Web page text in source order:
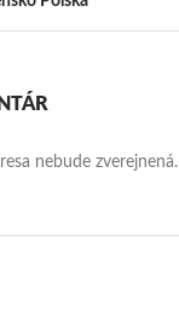
nebude zverejnená.